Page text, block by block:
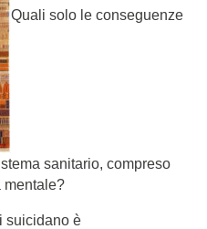
Quali solo le conseguenze
sanitario, compreso
mentale?
suicidano è